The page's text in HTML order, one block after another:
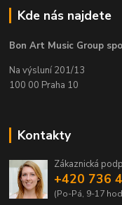
Kde nás najdete
Bon Art Music Group
Na výsluní 201/13
100 00 Praha 10
Kontakty
Zákaznická
+420 736
(Po-Pá, 9-17